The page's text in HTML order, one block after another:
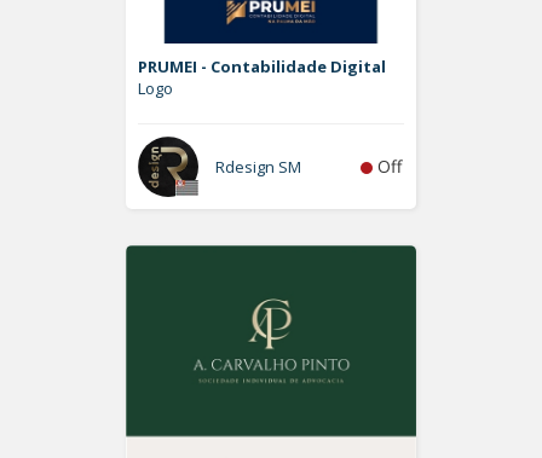
PRUMEI - Contabilidade Digital
Logo
Rdesign SM Off